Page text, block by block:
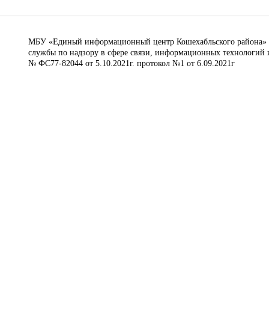
МБУ «Единый информационный центр Кошехабльского района»
службы по надзору в сфере связи, информационных
№ ФС77-82044 от 5.10.2021г. протокол №1 от 6.09.2021г